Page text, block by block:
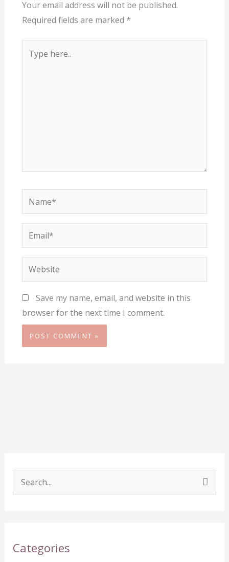
Your email address will not be published.
Required fields are marked *
here..
Name*
Email*
Website
Save my name, email, and website in this
browser for the next time I comment.
c
Categories